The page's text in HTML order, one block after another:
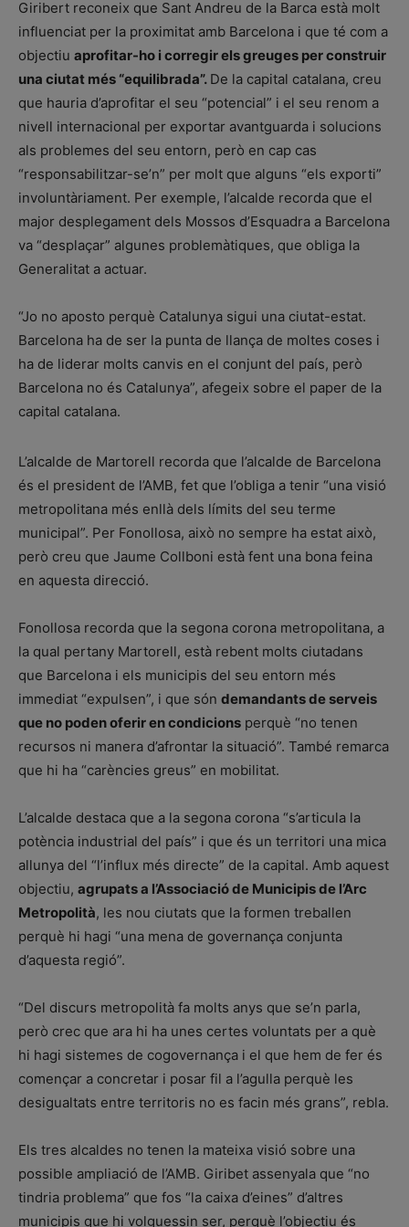
Giribert reconeix que Sant Andreu de la Barca està molt
influenciat per la proximitat amb Barcelona i que té com a
objectiu aprofitar-ho i corregir els greuges per construir
una ciutat més “equilibrada”. De la capital catalana, creu
que hauria d’aprofitar el seu “potencial” i el seu renom a
nivell internacional per exportar avantguarda i solucions
als problemes del seu entorn, però en cap cas
“responsabilitzar-se’n” per molt que alguns “els exporti”
involuntàriament. Per exemple, l’alcalde recorda que el
major desplegament dels Mossos d’Esquadra a Barcelona
va “desplaçar” algunes problemàtiques, que obliga la
Generalitat a actuar.
“Jo no aposto perquè Catalunya sigui una ciutat-estat.
Barcelona ha de ser la punta de llança de moltes coses i
ha de liderar molts canvis en el conjunt del país, però
Barcelona no és Catalunya”, afegeix sobre el paper de la
capital catalana.
L’alcalde de Martorell recorda que l’alcalde de Barcelona
és el president de l’AMB, fet que l’obliga a tenir “una visió
metropolitana més enllà dels límits del seu terme
municipal”. Per Fonollosa, això no sempre ha estat això,
però creu que Jaume Collboni està fent una bona feina
en aquesta direcció.
Fonollosa recorda que la segona corona metropolitana, a
la qual pertany Martorell, està rebent molts ciutadans
que Barcelona i els municipis del seu entorn més
immediat “expulsen”, i que són demandants de serveis
que no poden oferir en condicions perquè “no tenen
recursos ni manera d’afrontar la situació”. També remarca
que hi ha “carències greus” en mobilitat.
L’alcalde destaca que a la segona corona “s’articula la
potència industrial del país” i que és un territori una mica
allunya del “l’influx més directe” de la capital. Amb aquest
objectiu, agrupats a l’Associació de Municipis de l’Arc
Metropolità, les nou ciutats que la formen treballen
perquè hi hagi “una mena de governança conjunta
d’aquesta regió”.
“Del discurs metropolità fa molts anys que se’n parla,
però crec que ara hi ha unes certes voluntats per a què
hi hagi sistemes de cogovernança i el que hem de fer és
començar a concretar i posar fil a l’agulla perquè les
desigualtats entre territoris no es facin més grans”, rebla.
Els tres alcaldes no tenen la mateixa visió sobre una
possible ampliació de l’AMB. Giribet assenyala que “no
tindria problema” que fos “la caixa d’eines” d’altres
municipis que hi volguessin ser, perquè l’objectiu és